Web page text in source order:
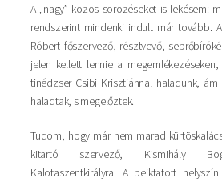
A „nagy” közös sörözéseket is lekésem:
rendszerint mindenki indult már tovább.
Róbert főszervező, résztvevő,
jelen kellett lennie a
tinédzser Csibi Krisztiánnal haladunk,
haladtak, s megelőztek.
Tudom, hogy már nem marad
kitartó szervező, Kismihály
Kalotaszentkirályra. A beiktatott